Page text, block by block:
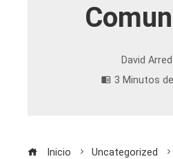
David
3 Minutos
Inicio
Uncategorized